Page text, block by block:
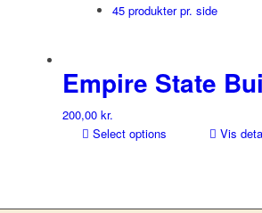
45 produkter pr. side
Empire State
200,00 kr.
Select options
Vis